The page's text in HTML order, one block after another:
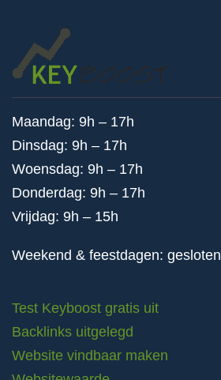
Maandag: 9h – 17h
Dinsdag: 9h – 17h
Woensdag: 9h – 17h
Donderdag: 9h – 17h
Vrijdag: 9h – 15h
Weekend & feestdagen: gesloten
Test Keyboost gratis uit
Backlinks uitgelegd
Website vindbaar maken